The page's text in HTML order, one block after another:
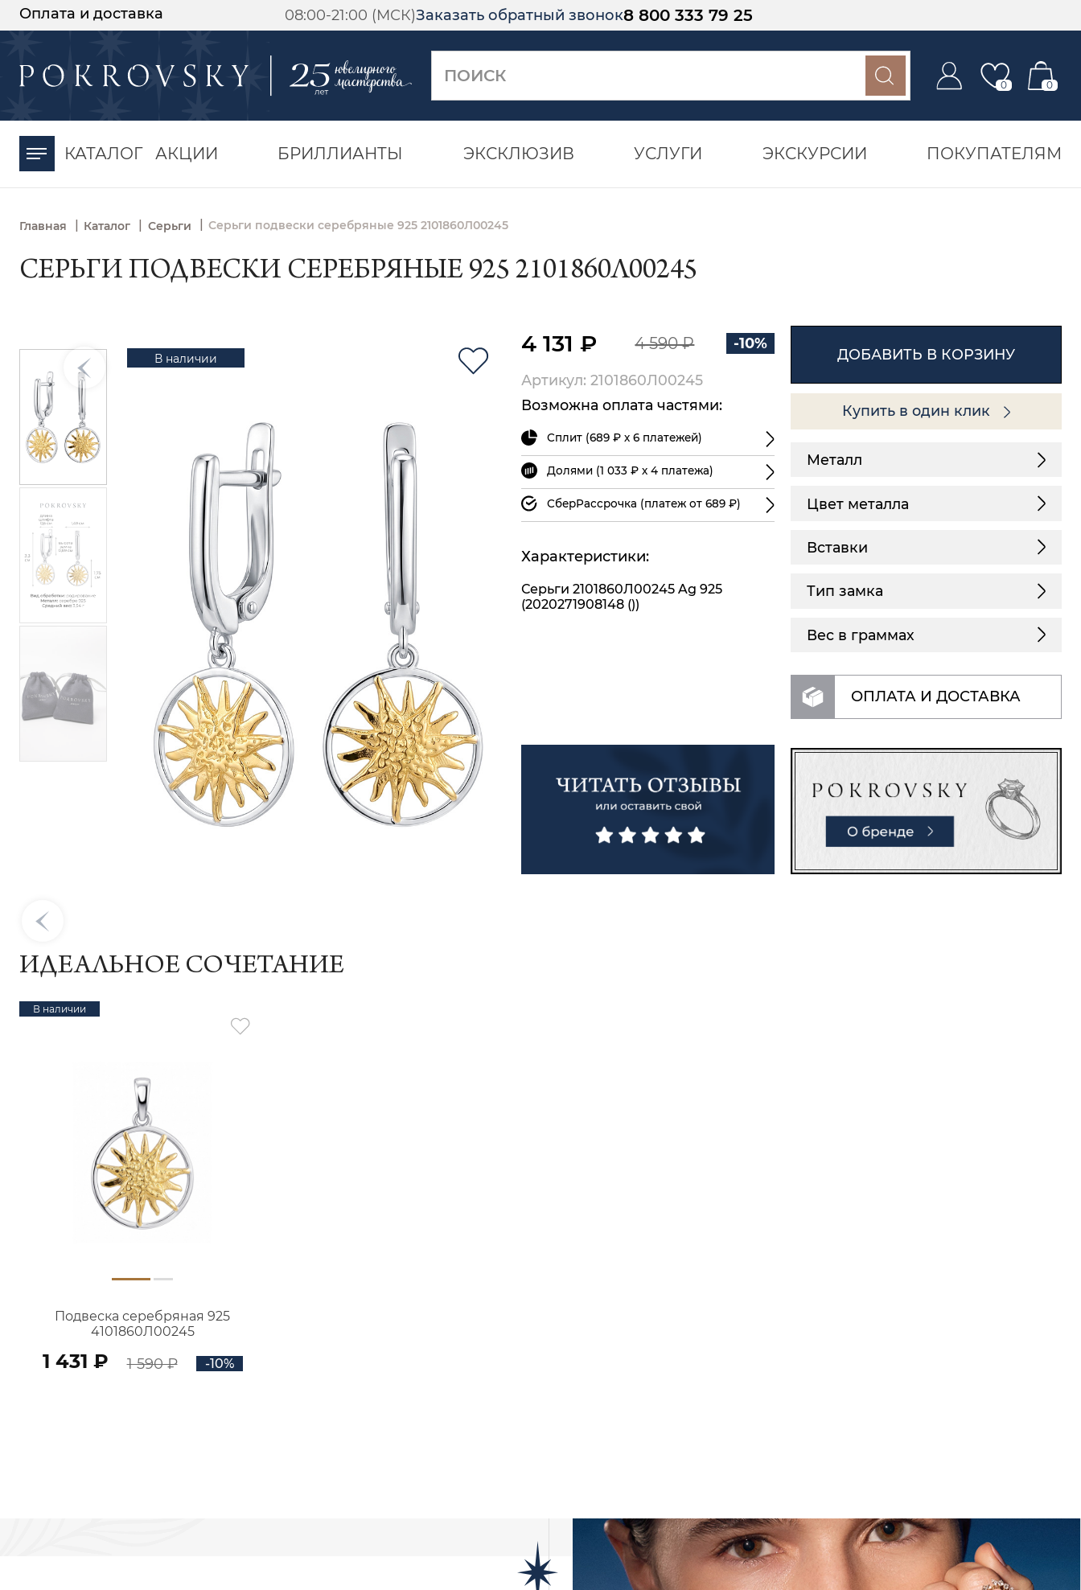
Оплата и доставка 08:00-21:00 (МСК)Заказать обратный звонок8 800 333 79 25
0 0
КАТАЛОГ АКЦИИ БРИЛЛИАНТЫ ЭКСКЛЮЗИВ УСЛУГИ ЭКСКУРСИИ ПОКУПАТЕЛЯМ
Главная | Каталог | Серьги Серьги подвески серебряные 925 2101860Л00245
СЕРЬГИ ПОДВЕСКИ СЕРЕБРЯНЫЕ 925 2101860Л00245
В наличии
4 131 ₽ 4 590 ₽ -10%
Артикул: 2101860Л00245
Возможна оплата частями:
Сплит (689 ₽ х 6 платежей)
Долями (1 033 ₽ х 4 платежа)
СберРассрочка (платеж от 689 ₽)
Характеристики:
Серьги 2101860Л00245 Ag 925
(2020271908148 ())
ДОБАВИТЬ В КОРЗИНУ
Купить в один клик
Металл
Цвет металла
Вставки
Тип замка
Вес в граммах
ОПЛАТА И ДОСТАВКА
ИДЕАЛЬНОЕ СОЧЕТАНИЕ
В наличии
Подвеска серебряная 925
4101860Л00245
1 431 ₽ 1 590 ₽ -10%
-30%
момента оплаты